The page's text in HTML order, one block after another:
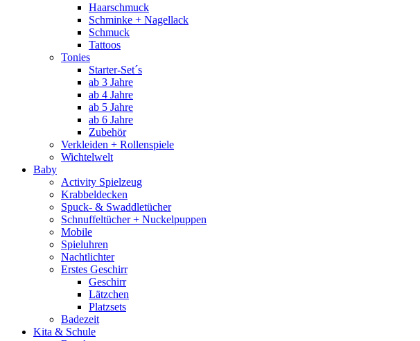
Haarschmuck
Schminke + Nagellack
Schmuck
Tattoos
Tonies
Starter-Set´s
ab 3 Jahre
ab 4 Jahre
ab 5 Jahre
ab 6 Jahre
Zubehör
Verkleiden + Rollenspiele
Wichtelwelt
Baby
Activity Spielzeug
Krabbeldecken
Spuck- & Swaddletücher
Schnuffeltücher + Nuckelpuppen
Mobile
Spieluhren
Nachtlichter
Erstes Geschirr
Geschirr
Lätzchen
Platzsets
Badezeit
Kita & Schule